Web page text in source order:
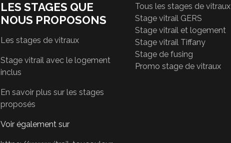
LES STAGES QUE
NOUS PROPOSONS
Les stages de vitraux
Stage vitrail avec le logement
inclus
En savoir plus sur les stages
proposés
Voir également sur
Tous les stages de vitraux
Stage vitrail GERS
Stage vitrail et logement
Stage vitrail Tiffany
Stage de fusing
Promo stage de vitraux